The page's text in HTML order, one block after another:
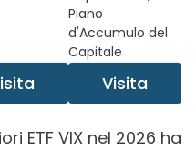
Piano
d'Accumulo del
Capitale
Visita
ETF VIX nel 2026 ha